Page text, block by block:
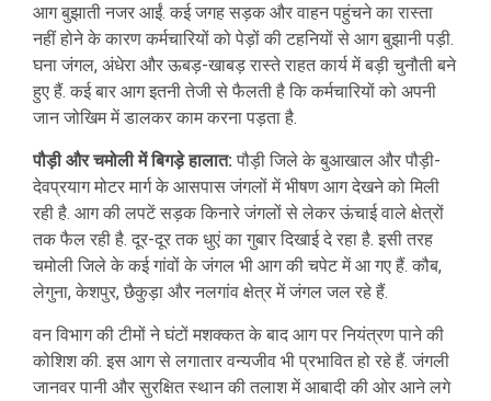
आग बुझाती नजर आईं. कई जगह सड़क और वाहन पहुंचने का रास्ता
नहीं होने के कारण कर्मचारियों को पेड़ों की टहनियों से आग बुझानी पड़ी.
घना जंगल, अंधेरा और ऊबड़-खाबड़ रास्ते राहत कार्य में बड़ी चुनौती बने
हुए हैं. कई बार आग इतनी तेजी से फैलती है कि कर्मचारियों को अपनी
जान जोखिम में डालकर काम करना पड़ता है.
पौड़ी और चमोली में बिगड़े हालात: पौड़ी जिले के बुआखाल और पौड़ी-
देवप्रयाग मोटर मार्ग के आसपास जंगलों में भीषण आग देखने को मिली
रही है. आग की लपटें सड़क किनारे जंगलों से लेकर ऊंचाई वाले क्षेत्रों
तक फैल रही है. दूर-दूर तक धुएं का गुबार दिखाई दे रहा है. इसी तरह
चमोली जिले के कई गांवों के जंगल भी आग की चपेट में आ गए हैं. कौब,
लेगुना, केशपुर, छैकुड़ा और नलगांव क्षेत्र में जंगल जल रहे हैं.
वन विभाग की टीमों ने घंटों मशक्कत के बाद आग पर नियंत्रण पाने की
कोशिश की. इस आग से लगातार वन्यजीव भी प्रभावित हो रहे हैं. जंगली
जानवर पानी और सुरक्षित स्थान की तलाश में आबादी की ओर आने लगे